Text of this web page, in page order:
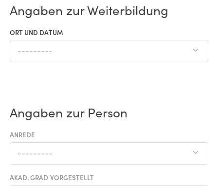
Angaben zur Weiterbildung
ORT UND DATUM
---------
Angaben zur Person
ANREDE
---------
AKAD. GRAD VORGESTELLT